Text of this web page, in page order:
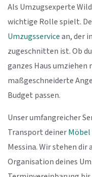
Als Umzugsexperte
wichtige Rolle spielt.
Umzugsservicean, der
zugeschnitten ist. Ob
ganzes Haus
maßgeschneiderte
Budget passen.
Unser umfangreicher
Transport deinerMöbel
Messina. Wir stehen dir
Organisation deines